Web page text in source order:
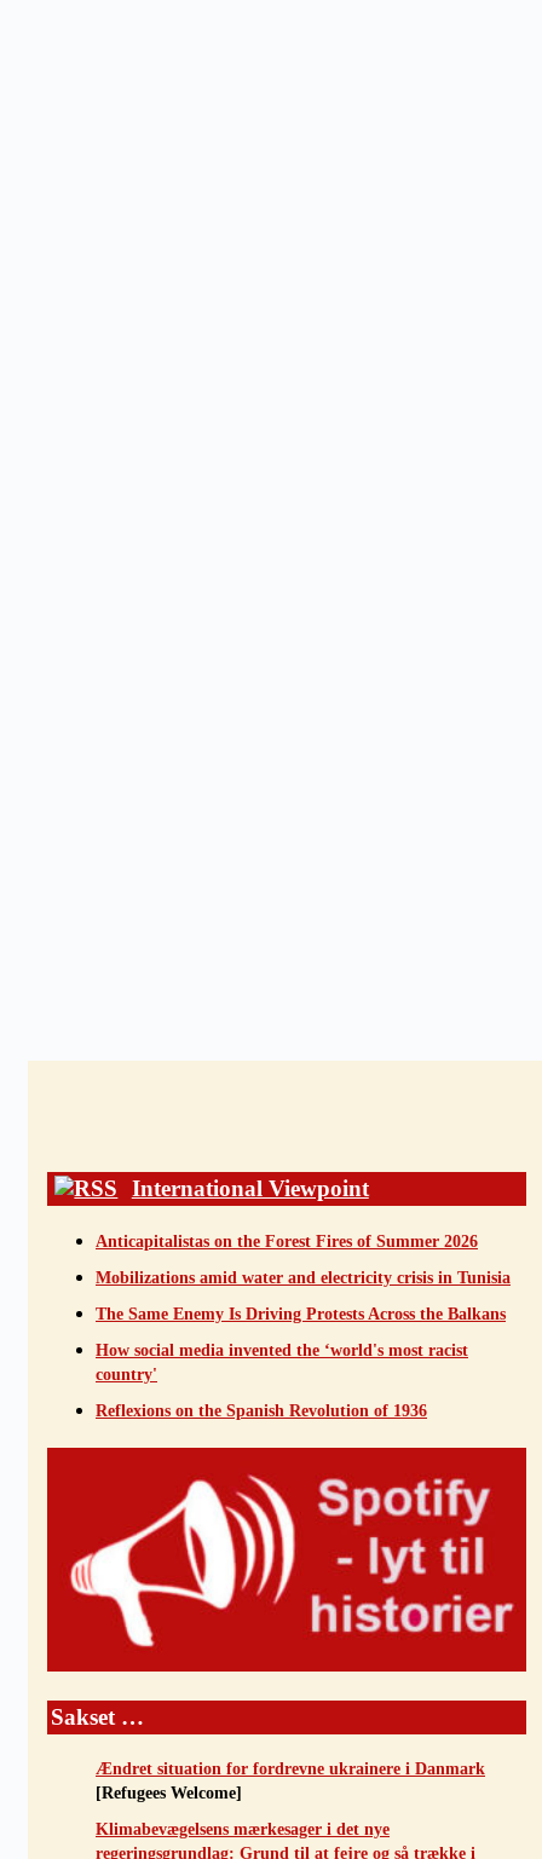
International Viewpoint
Anticapitalistas on the Forest Fires of Summer 2026
Mobilizations amid water and electricity crisis in Tunisia
The Same Enemy Is Driving Protests Across the Balkans
How social media invented the ‘world's most racist
country'
Reflexions on the Spanish Revolution of 1936
Sakset …
Ændret situation for fordrevne ukrainere i Danmark
[Refugees Welcome]
Klimabevægelsens mærkesager i det nye
regeringsgrundlag: Grund til at fejre og så trække i